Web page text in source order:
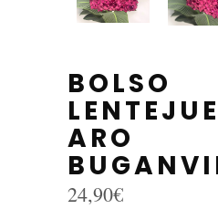
BOLSO
ARO
24,90€